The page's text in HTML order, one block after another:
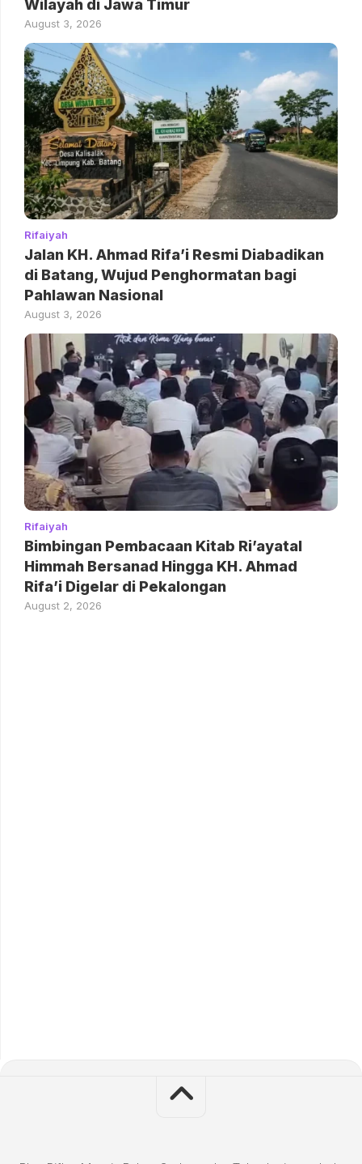
Wilayah di Jawa Timur
August 3, 2026
Rifaiyah
Jalan KH. Ahmad Rifa’i Resmi Diabadikan
di Batang, Wujud Penghormatan bagi
Pahlawan Nasional
August 3, 2026
Rifaiyah
Bimbingan Pembacaan Kitab Ri’ayatal
Himmah Bersanad Hingga KH. Ahmad
Rifa’i Digelar di Pekalongan
August 2, 2026